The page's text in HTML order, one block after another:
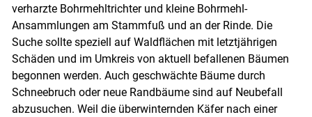
verharzte Bohrmehltrichter und kleine Bohrmehl-
Ansammlungen am Stammfuß und an der Rinde. Die
Suche sollte speziell auf Waldflächen mit letztjährigen
Schäden und im Umkreis von aktuell befallenen Bäumen
begonnen werden. Auch geschwächte Bäume durch
Schneebruch oder neue Randbäume sind auf Neubefall
abzusuchen. Weil die überwinternden Käfer nach einer